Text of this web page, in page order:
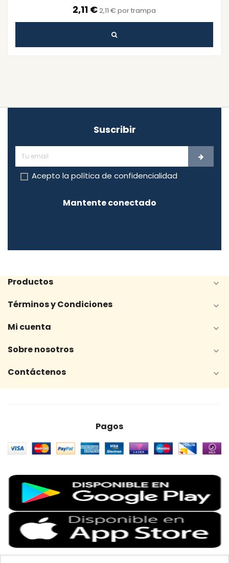
2,11 €2,11 € por trampa
Suscribir
Acepto la política de confidencialidad
Mantente conectado
Productos 
Términos y Condiciones 
Mi cuenta 
Sobre nosotros 
Contáctenos 
Pagos